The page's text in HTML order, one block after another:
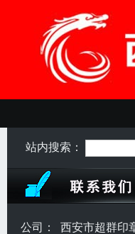
站内搜索：
公司：
西安市超群印